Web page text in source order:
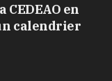
CEDEAO en
calendrier